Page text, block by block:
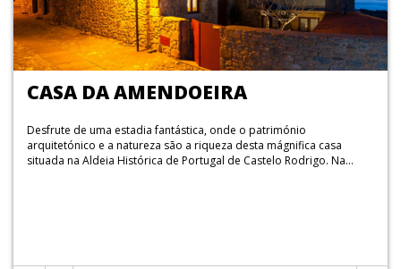
CASA DA AMENDOEIRA
Desfrute de uma estadia fantástica, onde o património
arquitetónico e a natureza são a riqueza desta mágnifica casa
situada na Aldeia Histórica de Portugal de Castelo Rodrigo. Na...